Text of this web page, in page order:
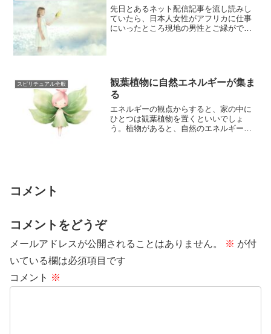
先日とあるネット配信記事を流し読みし
ていたら、日本人女性がアフリカに仕事
にいったところ現地の男性とご縁ができ
スピリチュアル全般
観葉植物に自然エネルギーが集ま
る
エネルギーの観点からすると、家の中に
ひとつは観葉植物を置くといいでしょ
う。植物があると、自然のエネルギーが
コメント
コメントをどうぞ
メールアドレスが公開されることはありません。 ※ が付
いている欄は必須項目です
コメント ※